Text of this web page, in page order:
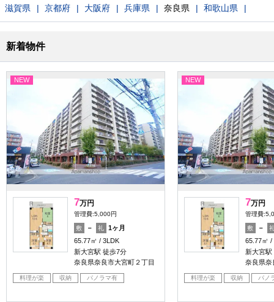
滋賀県 京都府 大阪府 兵庫県 奈良県 和歌山県
新着物件
NEW
7万円
管理費:5,000円
敷 － 礼
1ヶ月
65.77㎡
3LDK
新大宮駅 徒歩7分
奈良県奈良市大宮町２丁目
料理が楽 収納 パノラマ有
NEW
7万円
管理費
敷 －
65.77㎡
新大宮駅
奈良県奈
料理が楽 収納 パノ